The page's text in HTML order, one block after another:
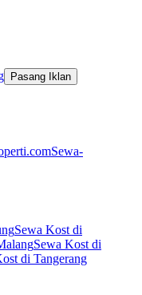
Pasang Iklan
Sewa-
Sewa Kost di
Sewa Kost di
di Tangerang